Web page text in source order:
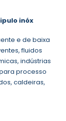
inóx
e de baixa
fluidos
indústrias
processo
caldeiras,